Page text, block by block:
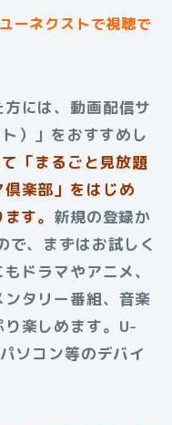
ーネクストで視聴で
方には、動画配信サ
）」をおすすめし
「まるごと見放題
楽部」をはじめ
す。 新規の登録か
で、まずはお試しく
ドラマやアニメ、
タリー番組、音楽
楽しめます。U-
ソコン等のデバイ